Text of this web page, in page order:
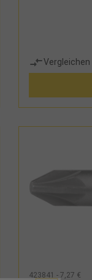
Vergleichen
423841 - 7,27 €